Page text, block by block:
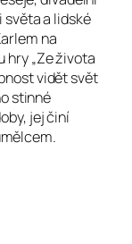
světa a lidské
na
hry „Ze života
vidět svět
stinné
jej činí